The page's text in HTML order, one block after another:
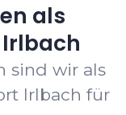
als
sind wir als
Irlbach für